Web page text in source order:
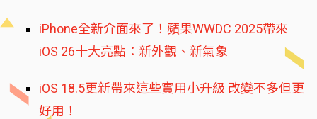
iPhone全新介面來了！蘋果WWDC 2025帶來
iOS 26十大亮點：新外觀、新氣象
iOS 18.5更新帶來這些實用小升級 改變不多但更
好用！